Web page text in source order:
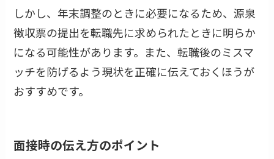
しかし、年末調整のときに必要になるため、源泉
徴収票の提出を転職先に求められたときに明らか
になる可能性があります。また、転職後のミスマ
ッチを防げるよう現状を正確に伝えておくほうが
おすすめです。
面接時の伝え方のポイント